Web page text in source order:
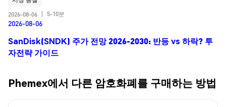
2026-08-06
5-10분
2026-08-06
SanDisk(SNDK) 주가 전망 2026-2030: 반등 vs 하락? 투
자전략 가이드
Phemex에서 다른 암호화폐를 구매하는 방법